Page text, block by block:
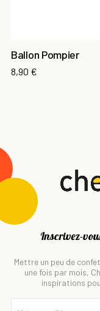
Ballon Pompier
8,90 €
Inscrivez-
Mettre un peu de
une fois par mois,
inspirations